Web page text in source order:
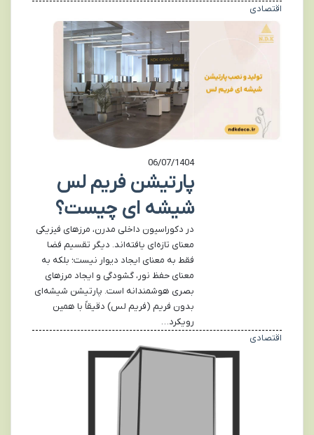
اقتصادی
06/07/1404
پارتیشن فریم لس
شیشه ای چیست؟
در دکوراسیون داخلی مدرن، مرزهای فیزیکی
معنای تازه‌ای یافته‌اند. دیگر تقسیم فضا
فقط به معنای ایجاد دیوار نیست؛ بلکه به
معنای حفظ نور، گشودگی و ایجاد مرزهای
بصری هوشمندانه است. پارتیشن شیشه‌ای
بدون فریم (فریم لس) دقیقاً با همین
رویکرد…
اقتصادی